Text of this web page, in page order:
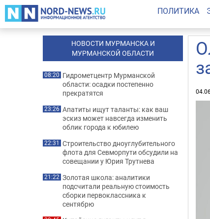
ПОЛИТИКА
НОВОСТИ МУРМАНСКА И
МУРМАНСКОЙ ОБЛАСТИ
08:20 Гидрометцентр Мурманской
области: осадки постепенно
прекратятся
23:26 Апатиты ищут таланты: как ваш
эскиз может навсегда изменить
облик города к юбилею
22:31 Строительство дноуглубительного
флота для Севморпути обсудили на
совещании у Юрия Трутнева
21:22 Золотая школа: аналитики
подсчитали реальную стоимость
сборки первоклассника к
сентябрю